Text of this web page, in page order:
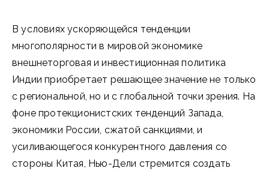
В условиях ускоряющейся тенденции
многополярности в мировой экономике
внешнеторговая и инвестиционная политика
Индии приобретает решающее значение не только
с региональной, но и с глобальной точки зрения. На
фоне протекционистских тенденций Запада,
экономики России, сжатой санкциями, и
усиливающегося конкурентного давления со
стороны Китая, Нью-Дели стремится создать